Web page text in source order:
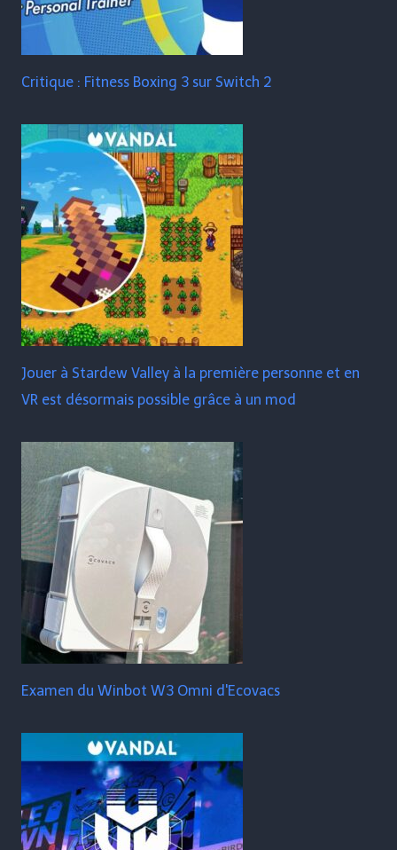
Critique : Fitness Boxing 3 sur Switch 2
Jouer à Stardew Valley à la première personne et en
VR est désormais possible grâce à un mod
Examen du Winbot W3 Omni d'Ecovacs